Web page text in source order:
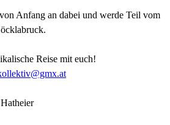
Anfang an dabei und werde Teil vom
Reise mit euch!